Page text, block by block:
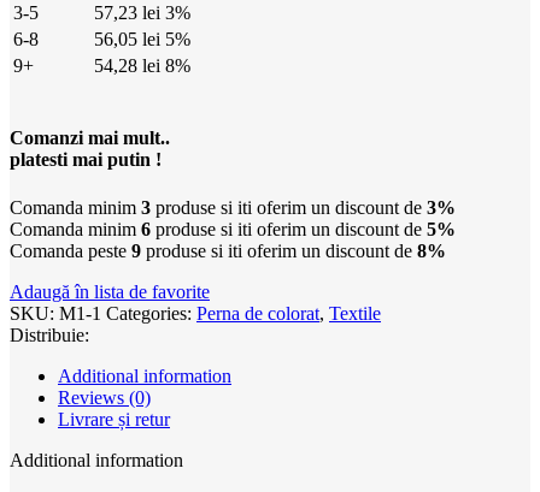
3-5 57,23 lei 3%
6-8
56,05 lei 5%
9+
54,28 lei 8%
Comanzi mai mult..
platesti mai putin !
Comanda minim 3 produse si iti oferim un discount de 3%
Comanda minim 6 produse si iti oferim un discount de 5%
Comanda peste 9 produse si iti oferim un discount de 8%
Adaugă în lista de favorite
SKU: M1-1 Categories: Perna de colorat, Textile
Distribuie:
Additional information
Reviews (0)
Livrare și retur
Additional information